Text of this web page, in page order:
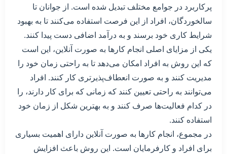
پرکاربرد در جوامع مختلف تبدیل شده است. از جوانان تا
سالخوردگان، افراد از این فرصت استفاده می‌کنند تا به بهبود
شرایط کاری خود برسند و به درآمد اضافی دست پیدا کنند.
یکی از مزایای اصلی انجام کارها به صورت آنلاین، این است
که این روش به افراد امکان می‌دهد تا به راحتی زمان خود را
مدیریت کنند و به صورت انعطاف‌پذیرتری کار کنند. افراد
می‌توانند به راحتی تعیین کنند که زمانی که برای کار دارند، را
در کدام فعالیت‌ها صرف کنند و به بهترین شکل از زمان خود
استفاده کنند.
در مجموع، انجام کارها به صورت آنلاین دارای اهمیت بسیاری
برای افراد و کارفرمایان است. این روش باعث افزایش